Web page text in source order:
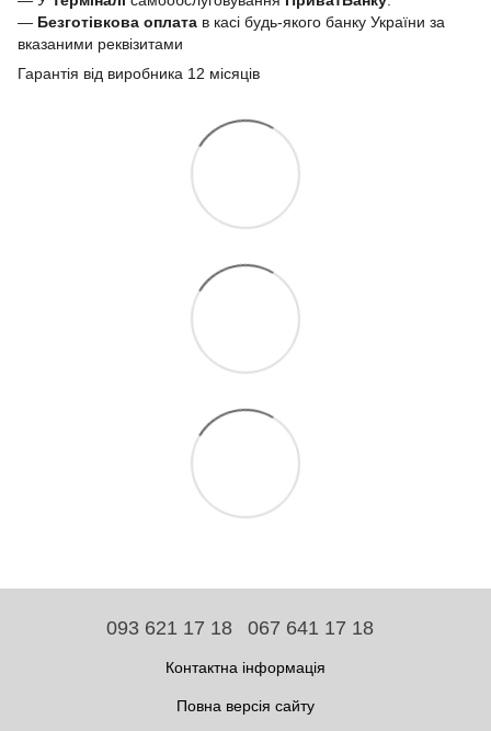
— Безготівкова оплата в касі будь-якого банку України за
вказаними реквізитами
Гарантія від виробника 12 місяців
093 621 17 18 067 641 17 18
Контактна інформація
Повна версія сайту